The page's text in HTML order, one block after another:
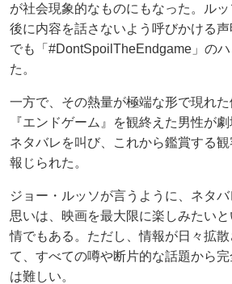
が社会現象的なものにもなった。ル
後に内容を話さないよう呼びかける
でも「#DontSpoilTheEndgame」の
た。
一方で、その熱量が極端な形で現れ
『エンドゲーム』を観終えた男性が
ネタバレを叫び、これから鑑賞する
報じられた。
ジョー・ルッソが言うように、ネタ
思いは、映画を最大限に楽しみたい
情でもある。ただし、情報が日々拡
て、すべての噂や断片的な話題から
は難しい。